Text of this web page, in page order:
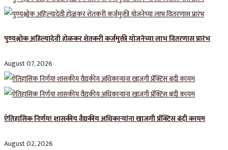
पुण्यश्लोक अहिल्यादेवी होळकर शेतकरी कर्जमुक्ती योजनेच्या लाभ वितरणास प्रारंभ
August 07, 2026
ऐतिहासिक निर्णय! शासकीय वैद्यकीय अधिकाऱ्यांना खाजगी प्रॅक्टिस बंदी कायम
August 02, 2026